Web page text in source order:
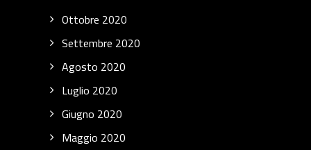
Ottobre 2020
Settembre 2020
Agosto 2020
Luglio 2020
Giugno 2020
Maggio 2020